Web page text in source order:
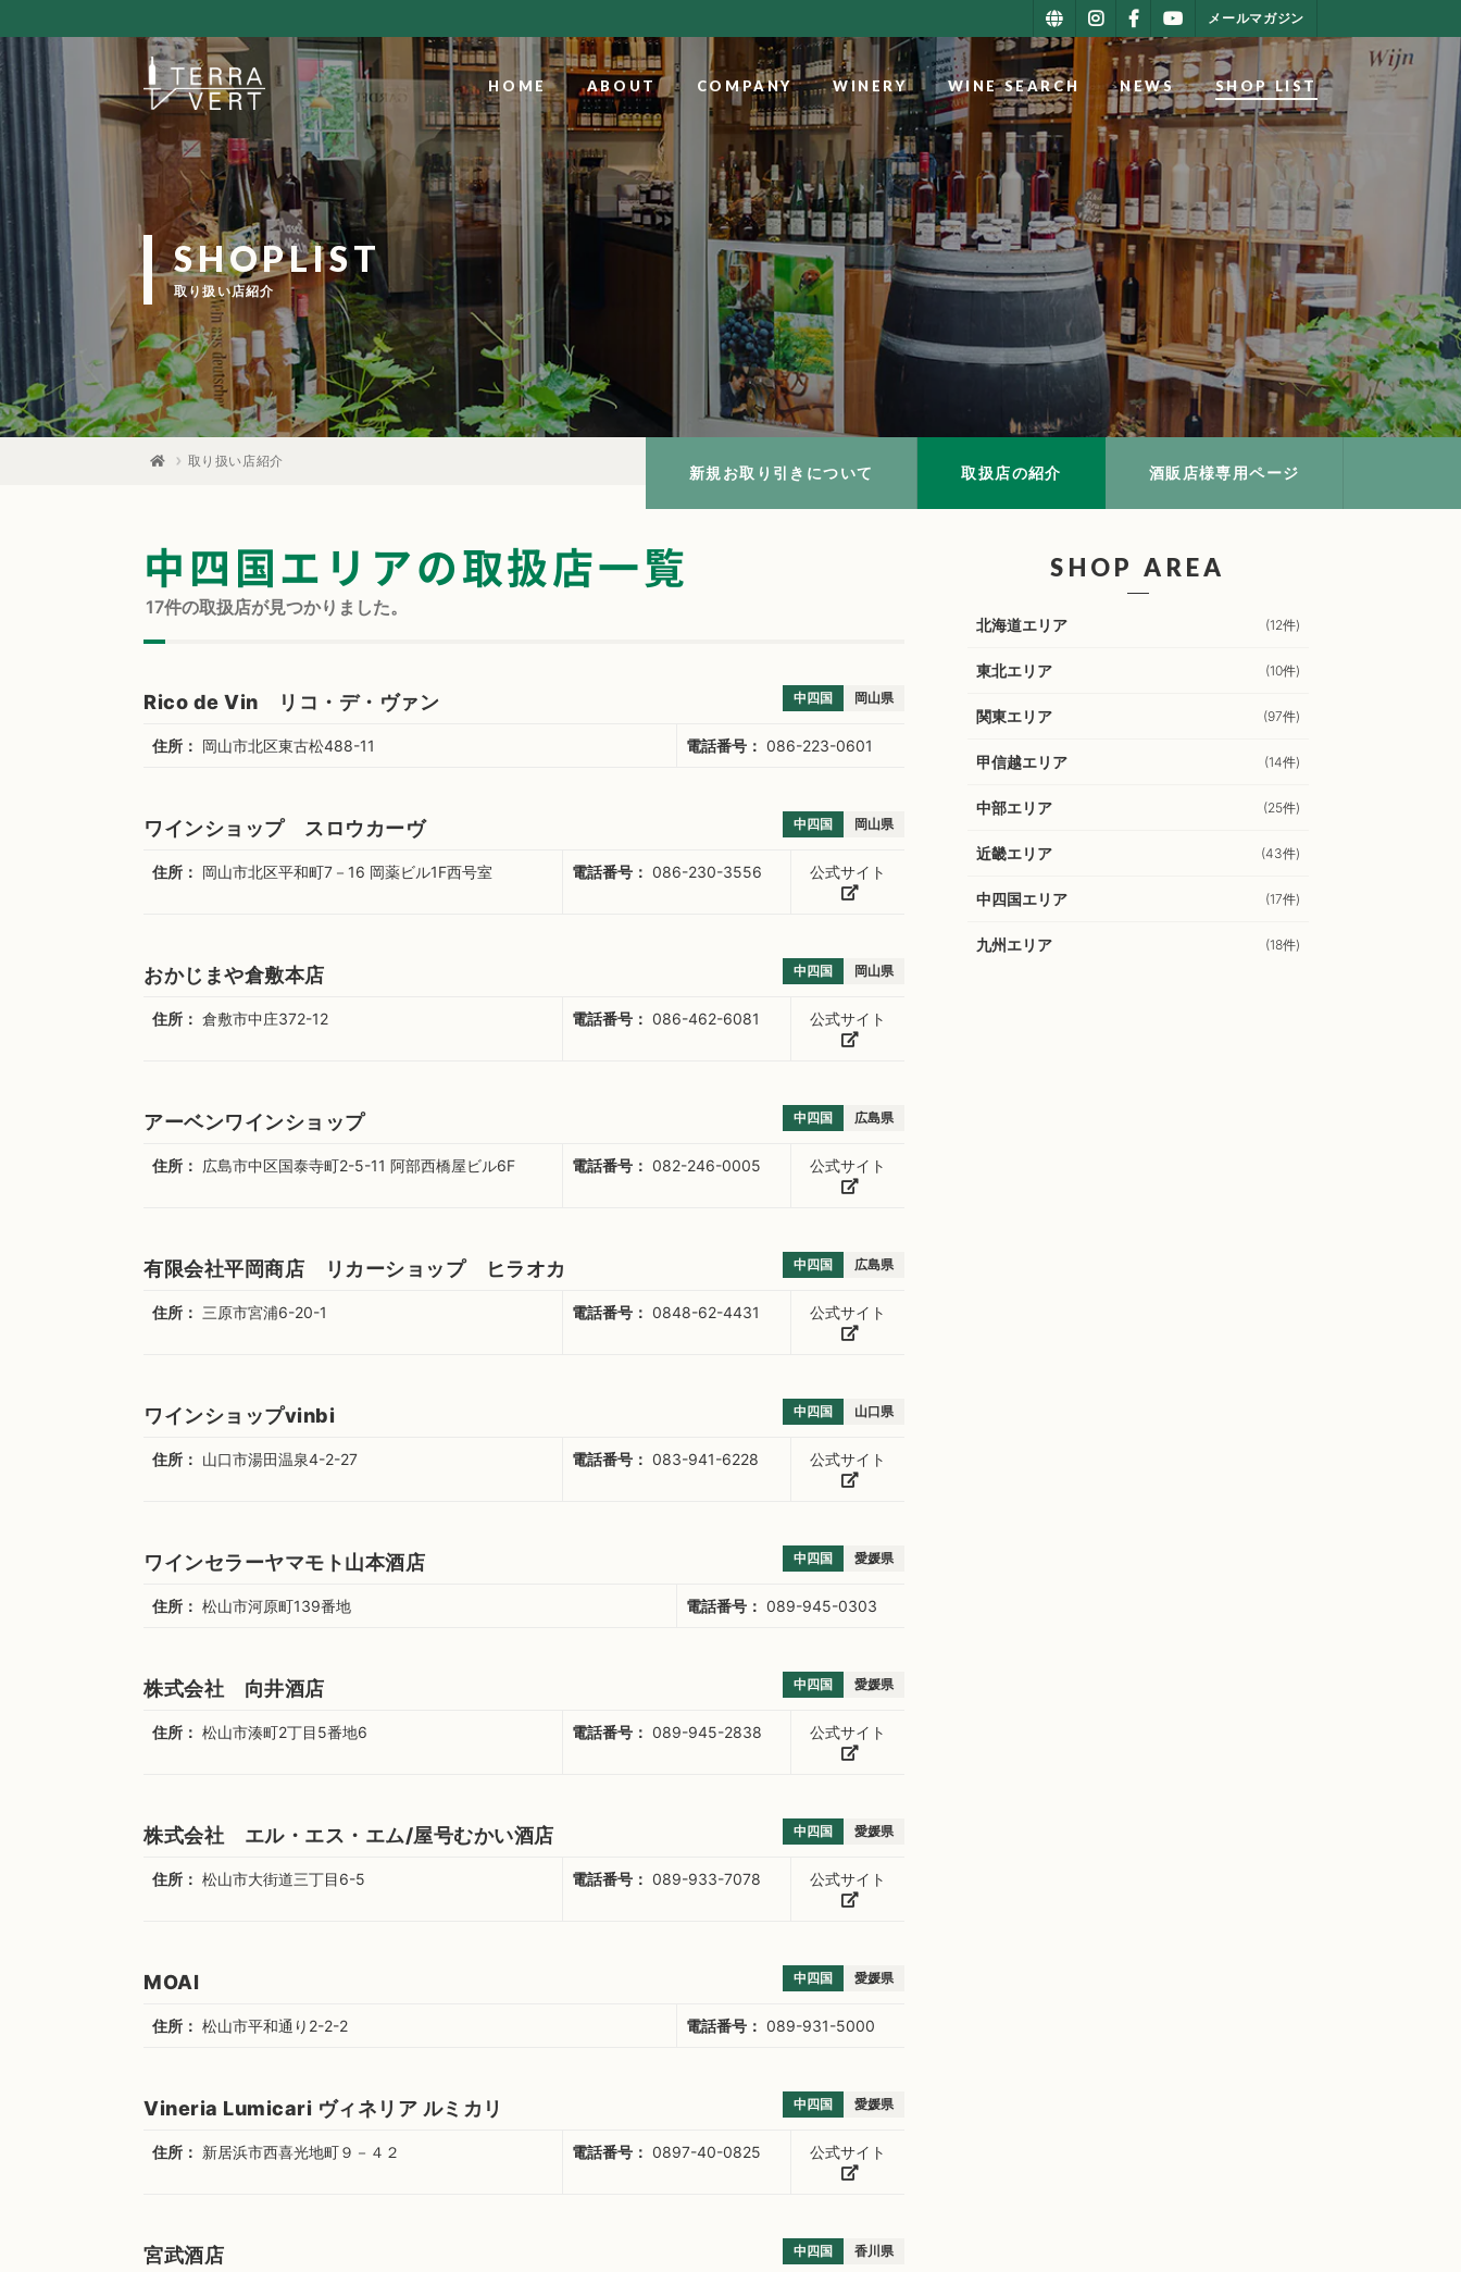
メールマガジン
HOME ABOUT COMPANY WINERY WINE SEARCH NEWS SHOP LIST
SHOPLIST
取り扱い店紹介
取り扱い店紹介
新規お取り引きについて 取扱店の紹介 酒販店様専用ページ
中四国エリアの取扱店一覧
17件の取扱店が見つかりました。
Rico de Vin リコ・デ・ヴァン 中四国 岡山県
住所： 岡山市北区東古松488-11 電話番号： 086-223-0601
ワインショップ スロウカーヴ 中四国 岡山県
住所： 岡山市北区平和町7－16 岡薬ビル1F西号室 電話番号： 086-230-3556 公式サイト
おかじまや倉敷本店 中四国 岡山県
住所： 倉敷市中庄372-12 電話番号： 086-462-6081 公式サイト
アーベンワインショップ 中四国 広島県
住所： 広島市中区国泰寺町2-5-11 阿部西橋屋ビル6F 電話番号： 082-246-0005 公式サイト
有限会社平岡商店 リカーショップ ヒラオカ 中四国 広島県
住所： 三原市宮浦6-20-1 電話番号： 0848-62-4431 公式サイト
ワインショップvinbi 中四国 山口県
住所： 山口市湯田温泉4-2-27 電話番号： 083-941-6228 公式サイト
ワインセラーヤマモト山本酒店 中四国 愛媛県
住所： 松山市河原町139番地 電話番号： 089-945-0303
株式会社 向井酒店 中四国 愛媛県
住所： 松山市湊町2丁目5番地6 電話番号： 089-945-2838 公式サイト
株式会社 エル・エス・エム/屋号むかい酒店 中四国 愛媛県
住所： 松山市大街道三丁目6-5 電話番号： 089-933-7078 公式サイト
MOAI 中四国 愛媛県
住所： 松山市平和通り2-2-2 電話番号： 089-931-5000
Vineria Lumicari ヴィネリア ルミカリ 中四国 愛媛県
住所： 新居浜市西喜光地町９－４２ 電話番号： 0897-40-0825 公式サイト
宮武酒店 中四国 香川県
SHOP AREA
北海道エリア (12件)
東北エリア (10件)
関東エリア (97件)
甲信越エリア (14件)
中部エリア (25件)
近畿エリア (43件)
中四国エリア (17件)
九州エリア (18件)